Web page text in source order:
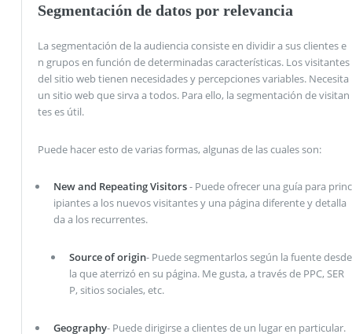
Segmentación de datos por relevancia
La segmentación de la audiencia consiste en dividir a sus clientes e
n grupos en función de determinadas características. Los visitantes
del sitio web tienen necesidades y percepciones variables. Necesita
un sitio web que sirva a todos. Para ello, la segmentación de visitan
tes es útil.
Puede hacer esto de varias formas, algunas de las cuales son:
New and Repeating Visitors- Puede ofrecer una guía para princ
ipiantes a los nuevos visitantes y una página diferente y detalla
da a los recurrentes.
Source of origin- Puede segmentarlos según la fuente desde
la que aterrizó en su página. Me gusta, a través de PPC, SER
P, sitios sociales, etc.
Geography- Puede dirigirse a clientes de un lugar en particular.